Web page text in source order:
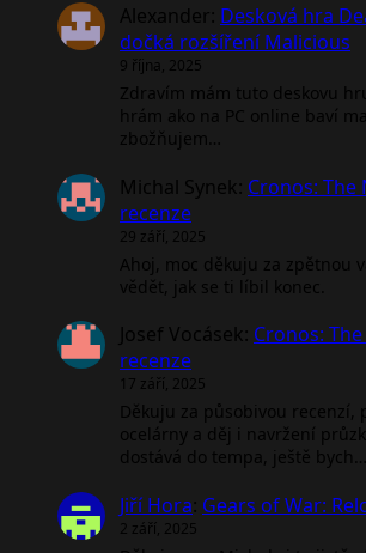
Alexander: Desková hra
dočká rozšíření Malicious
9 října, 2025
Zdravím mám tuto deskovu
hrám ako na PC online baví
zbožňujem…
Michal Synek: Cronos: The
recenze
29 září, 2025
Ahoj, moc děkuju za zpětnou
vědět, jak se ti líbil konec.
Josef Vocásek: Cronos:
recenze
17 září, 2025
Děkuju za působivou recenzí,
ocelárny a děj i navržení
dostává do tempa, ještě bych…
Jiří Hora: Gears of War:
2 září, 2025